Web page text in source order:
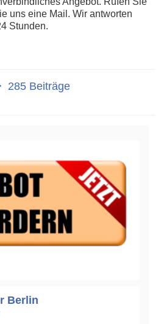
uns eine Mail. Wir antworten
Stunden.
285 Beiträge
Berlin